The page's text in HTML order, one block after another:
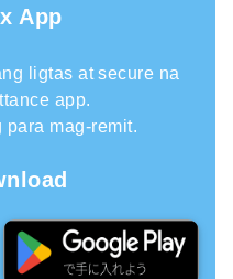
App
ligtas at secure na
app.
para mag-remit.